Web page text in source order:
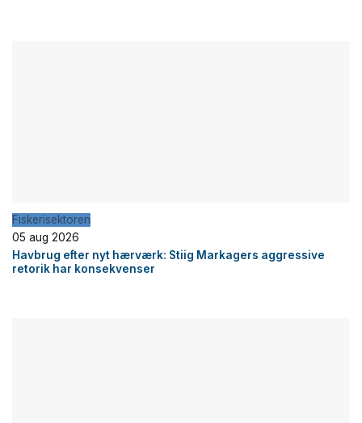
Fiskerisektoren
05 aug 2026
Havbrug efter nyt hærværk: Stiig Markagers aggressive
retorik har konsekvenser